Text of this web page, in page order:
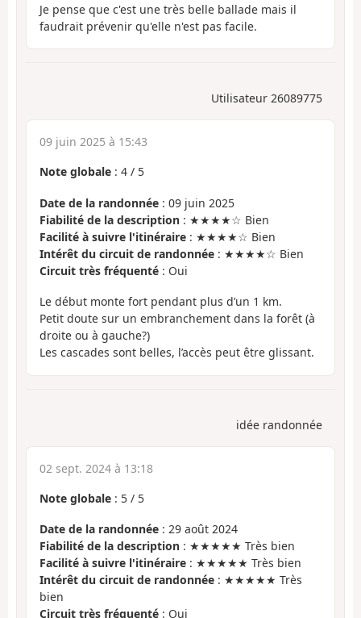
Je pense que c'est une très belle ballade mais il
faudrait prévenir qu'elle n'est pas facile.
Utilisateur 26089775
09 juin 2025 à 15:43
Note globale : 4 / 5
Date de la randonnée : 09 juin 2025
Fiabilité de la description : ★★★★☆ Bien
Facilité à suivre l'itinéraire : ★★★★☆ Bien
Intérêt du circuit de randonnée : ★★★★☆ Bien
Circuit très fréquenté : Oui
Le début monte fort pendant plus d’un 1 km.
Petit doute sur un embranchement dans la forêt (à
droite ou à gauche?)
Les cascades sont belles, l’accès peut être glissant.
idée randonnée
02 sept. 2024 à 13:18
Note globale : 5 / 5
Date de la randonnée : 29 août 2024
Fiabilité de la description : ★★★★★ Très bien
Facilité à suivre l'itinéraire : ★★★★★ Très bien
Intérêt du circuit de randonnée : ★★★★★ Très
bien
Circuit très fréquenté : Oui